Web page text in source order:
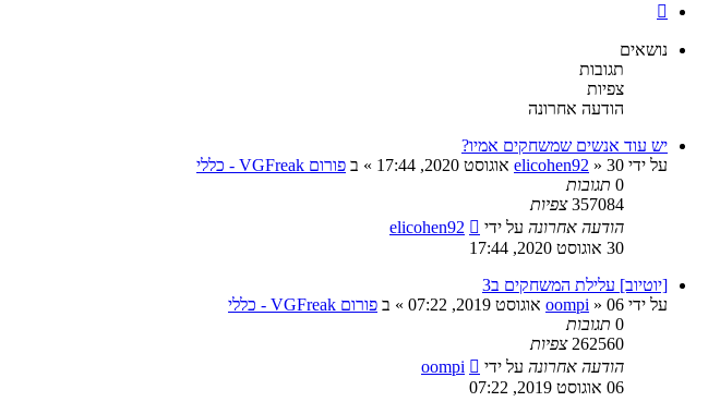
נושאים
תגובות
צפיות
הודעה אחרונה
יש עוד אנשים שמשחקים אמיו?
על ידי
elicohen92 » 30 אוגוסט 2020, 17:44 » ב פורום VGFreak - כללי
0 תגובות
357084 צפיות
הודעה אחרונה על ידי
elicohen92
30 אוגוסט 2020, 17:44
[יוטיוב] עלילת המשחקים ב3
על ידי
oompi » 06 אוגוסט 2019, 07:22 » ב פורום VGFreak - כללי
0 תגובות
262560 צפיות
הודעה אחרונה על ידי
oompi
06 אוגוסט 2019, 07:22